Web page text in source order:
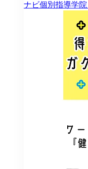
ナビ個別指導学院